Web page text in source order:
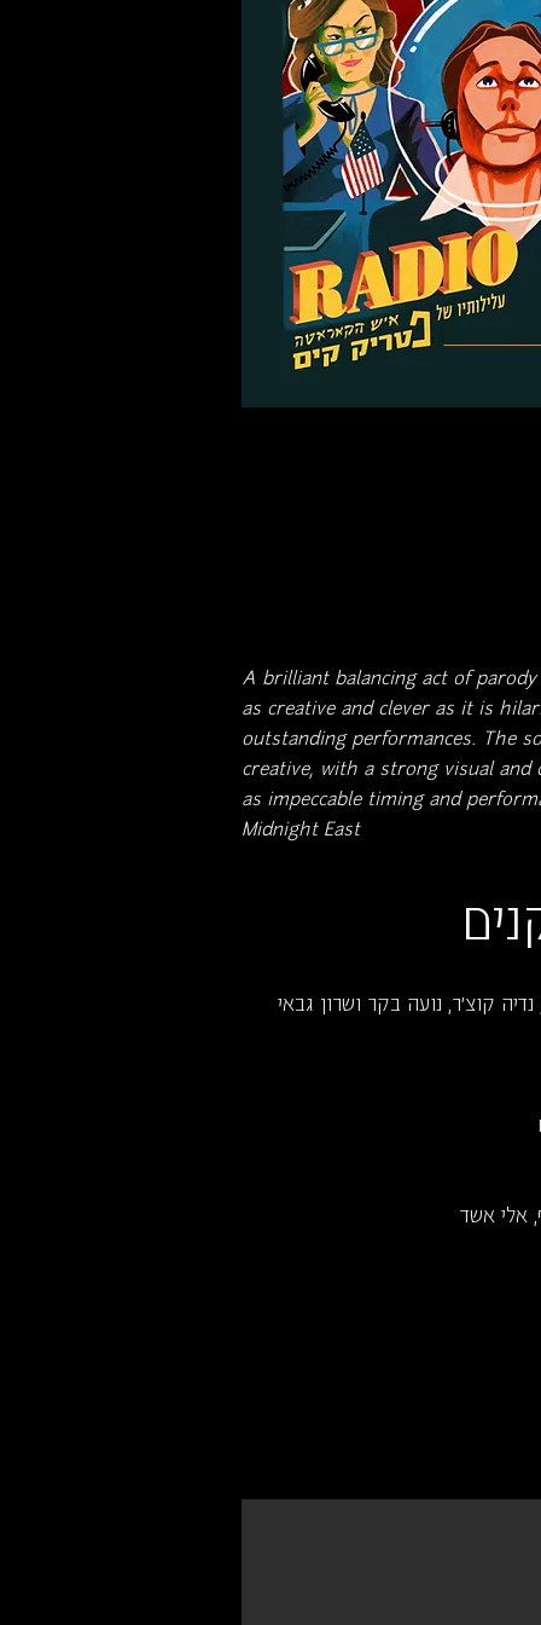
A brilliant balancing act of parody
as creative and clever as it is
outstanding performances. The
creative, with a strong visual and
as impeccable timing and
Midnight East
נדיה קוצ'ר, נועה בקר ושרון גבאי
אלי אשד